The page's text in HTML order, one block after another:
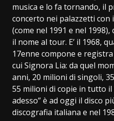
musica e lo fa tornando, il
concerto nei palazzetti con
(come nel 1991 e nel
il nome al tour. E’ il 1968,
17enne compone e
cui Signora Lia: da quel
anni, 20 milioni di singoli,
55 milioni di copie in tutto il
adesso” è ad oggi il disco
discografia italiana e nel